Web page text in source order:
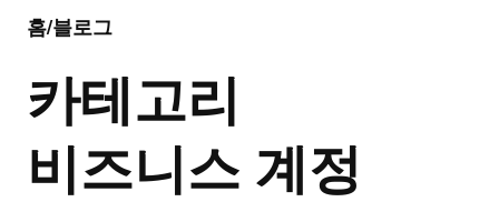
홈/블로그
카테고리
비즈니스 계정